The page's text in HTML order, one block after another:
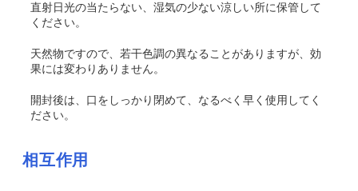
直射日光の当たらない、湿気の少ない涼しい所に保管して
ください。
天然物ですので、若干色調の異なることがありますが、効
果には変わりありません。
開封後は、口をしっかり閉めて、なるべく早く使用してく
ださい。
相互作用